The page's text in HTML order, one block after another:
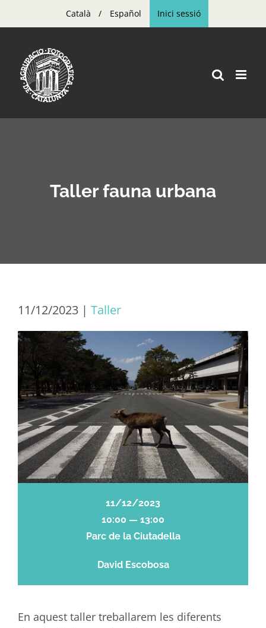
to
content
Català Español Inici sessió
Taller fauna urbana
11/12/2023 | Taller
En aquest taller treballarem les diferents
11/12/2023
10:00 — 13:00
Parc de la Ciutadella
David Escobosa